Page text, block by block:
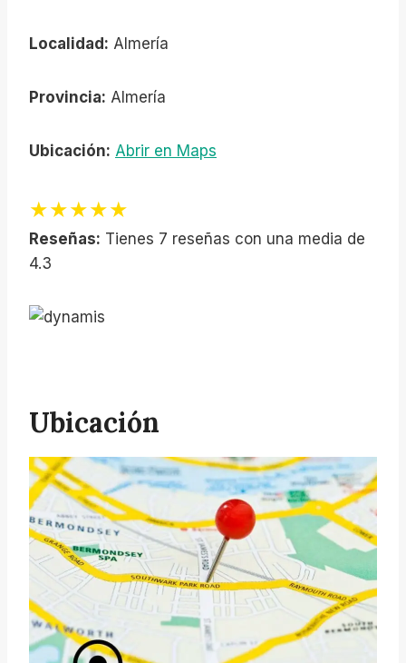
Localidad: Almería
Provincia: Almería
Ubicación: Abrir en Maps
★★★★★
Reseñas: Tienes 7 reseñas con una media de
4.3
Ubicación